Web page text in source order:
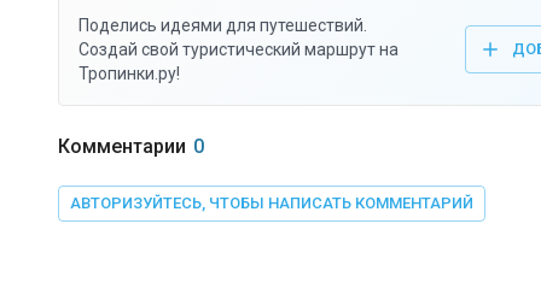
Поделись идеями для путешествий.
Создай свой туристический маршрут на
Тропинки.ру!
Комментарии 0
АВТОРИЗУЙТЕСЬ, ЧТОБЫ НАПИСАТЬ КОММЕНТАРИЙ